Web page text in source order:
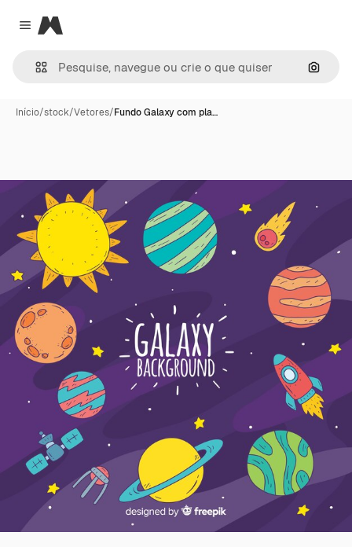
Close menu
Magnific
Início/stock/Vetores/Fundo Galaxy com pla…